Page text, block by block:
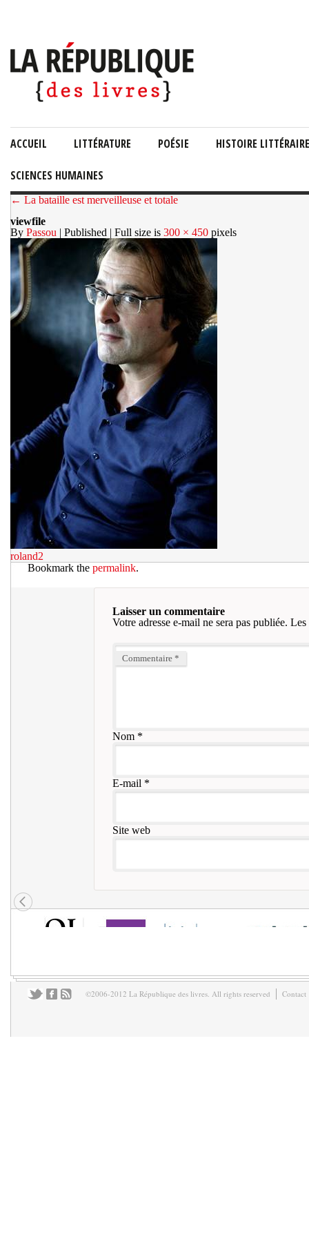
ACCUEIL LITTÉRATURE POÉSIE HISTOIRE LITTÉRAIRE
SCIENCES HUMAINES
← La bataille est merveilleuse et totale
viewfile
By Passou | Published | Full size is 300 × 450 pixels
roland2
Bookmark the permalink.
Laisser un commentaire
Votre adresse e-mail ne sera pas publiée. Les
Commentaire *
Nom*
E-mail *
Site web
©2006-2012 La République des livres. All rights reserved Contact